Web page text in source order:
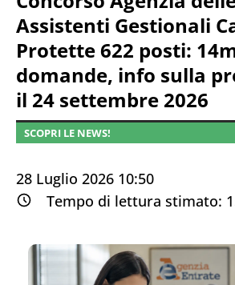
Assistenti Gestionali
Protette 622 posti:
domande, info sulla
il 24 settembre 2026
SCOPRI LE NEWS!
28 Luglio 2026 10:50
Tempo di lettura stimato: